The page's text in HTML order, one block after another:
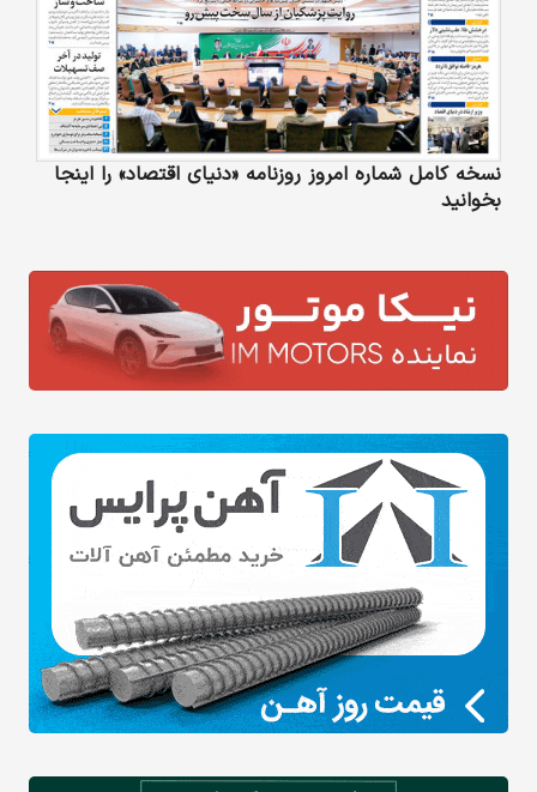
نسخه کامل شماره امروز روزنامه «دنیای‌ اقتصاد» را اینجا
بخوانید